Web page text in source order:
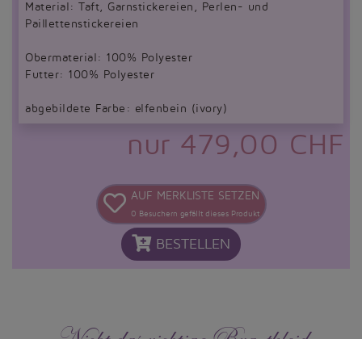
Material: Taft, Garnstickereien, Perlen- und
Paillettenstickereien
Obermaterial: 100% Polyester
Futter: 100% Polyester
abgebildete Farbe: elfenbein (ivory)
nur 479,00 CHF
AUF MERKLISTE SETZEN
0 Besuchern gefällt dieses Produkt
BESTELLEN